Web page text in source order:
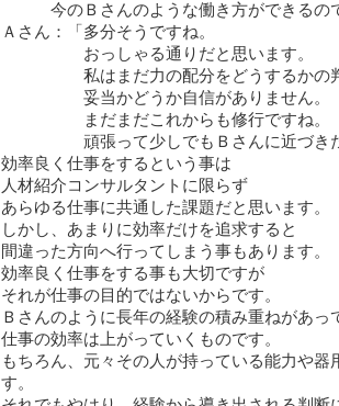
今のＢさんのような働き方ができるの
Ａさん：「多分そうですね。
おっしゃる通りだと思います。
私はまだ力の配分をどうするかの判
妥当かどうか自信がありません。
まだまだこれからも修行ですね。
頑張って少しでもＢさんに近づきた
効率良く仕事をするという事は
人材紹介コンサルタントに限らず
あらゆる仕事に共通した課題だと思います。
しかし、あまりに効率だけを追求すると
間違った方向へ行ってしまう事もあります。
効率良く仕事をする事も大切ですが
それが仕事の目的ではないからです。
Ｂさんのように長年の経験の積み重ねがあっ
仕事の効率は上がっていくものです。
もちろん、元々その人が持っている能力や器
す。